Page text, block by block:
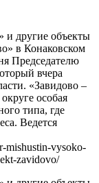
и другие объекты
в Конаковском
Председателю
вчера
«Завидово –
особая
типа, где
Ведется
mishustin-vysoko-
zavidovo/